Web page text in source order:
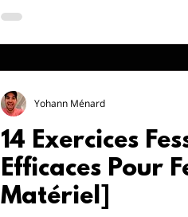
14 Exercices
Efficaces Pour
Matériel]
Yohann Ménard